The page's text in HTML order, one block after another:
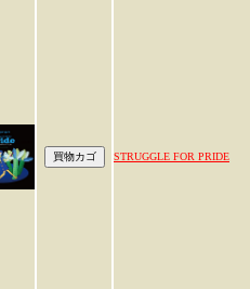
STRUGGLE FOR PRIDE